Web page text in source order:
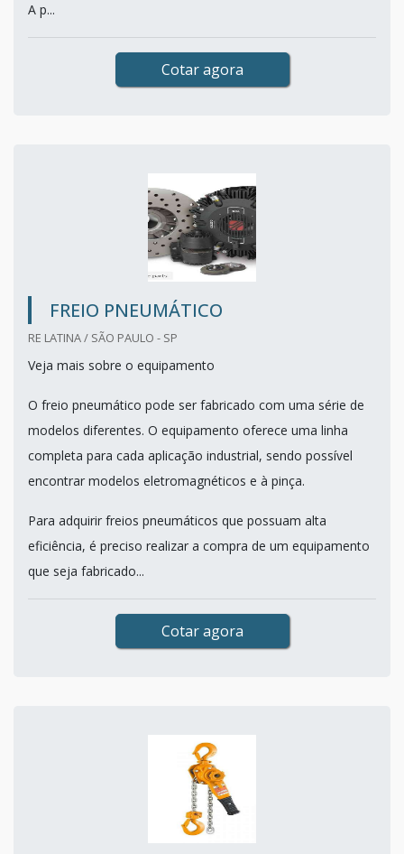
A p...
Cotar agora
FREIO PNEUMÁTICO
RE LATINA / SÃO PAULO - SP
Veja mais sobre o equipamento
O freio pneumático pode ser fabricado com uma série de
modelos diferentes. O equipamento oferece uma linha
completa para cada aplicação industrial, sendo possível
encontrar modelos eletromagnéticos e à pinça.
Para adquirir freios pneumáticos que possuam alta
eficiência, é preciso realizar a compra de um equipamento
que seja fabricado...
Cotar agora